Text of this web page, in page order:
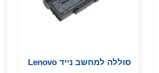
סוללה למחשב נייד Lenovo